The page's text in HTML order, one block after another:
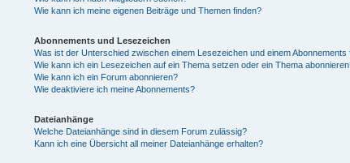
Wie kann ich meine eigenen Beiträge und Themen finden?
Abonnements und Lesezeichen
Was ist der Unterschied zwischen einem Lesezeichen und einem
Wie kann ich ein Lesezeichen auf ein Thema setzen oder ein Thema
Wie kann ich ein Forum abonnieren?
Wie deaktiviere ich meine Abonnements?
Dateianhänge
Welche Dateianhänge sind in diesem Forum zulässig?
Kann ich eine Übersicht all meiner Dateianhänge erhalten?